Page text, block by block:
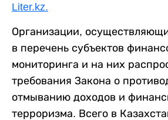
Liter.kz.
Организации,
в перечень субъектов
мониторинга и на них
требования Закона о
отмыванию доходов и
терроризма. Всего в